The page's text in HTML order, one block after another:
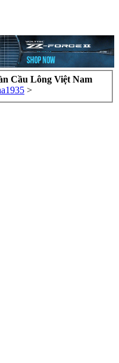
Cầu Lông Việt Nam
>